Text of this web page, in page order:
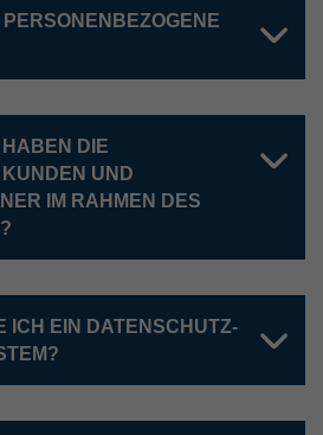
DIE
UND
IM RAHMEN DES
ICH EIN DATENSCHUTZ-